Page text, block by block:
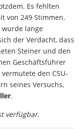
Es fehlten
von 249 Stimmen.
wurde lange
der Verdacht, dass
Steiner und den
Geschäftsführer
den CSU-
seines Versuchs,
.
verfügbar.